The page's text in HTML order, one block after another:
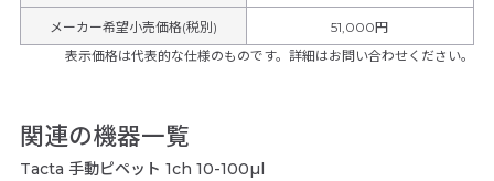
メーカー希望小売価格(税別)
51,000円
表示価格は代表的な仕様のものです。詳細はお問い合わせください。
関連の機器一覧
Tacta 手動ピペット 1ch 10-100µl